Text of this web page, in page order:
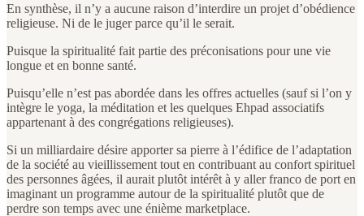
En synthèse, il n’y a aucune raison d’interdire un projet d’obédience
religieuse. Ni de le juger parce qu’il le serait.
Puisque la spiritualité fait partie des préconisations pour une vie
longue et en bonne santé.
Puisqu’elle n’est pas abordée dans les offres actuelles (sauf si l’on y
intègre le yoga, la méditation et les quelques Ehpad associatifs
appartenant à des congrégations religieuses).
Si un milliardaire désire apporter sa pierre à l’édifice de l’adaptation
de la société au vieillissement tout en contribuant au confort spirituel
des personnes âgées, il aurait plutôt intérêt à y aller franco de port en
imaginant un programme autour de la spiritualité plutôt que de
perdre son temps avec une énième marketplace.